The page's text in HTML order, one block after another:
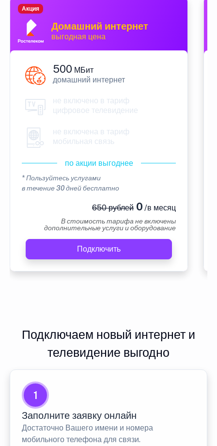
Домашний интернет
выгодная цена
Акция
500 МБит
домашний интернет
не включено в тариф
цифровое телевидение
не включена в тариф
мобильная связь
по акции выгоднее
* Пользуйтесь услугами
в течение 30 дней бесплатно
650 рублей0 /в месяц
В стоимость тарифа не включены
дополнительные услуги и оборудование
Подключить
Подключаем новый интернет и
телевидение выгодно
1
Заполните заявку онлайн
Достаточно Вашего имени и номера
мобильного телефона для связи.